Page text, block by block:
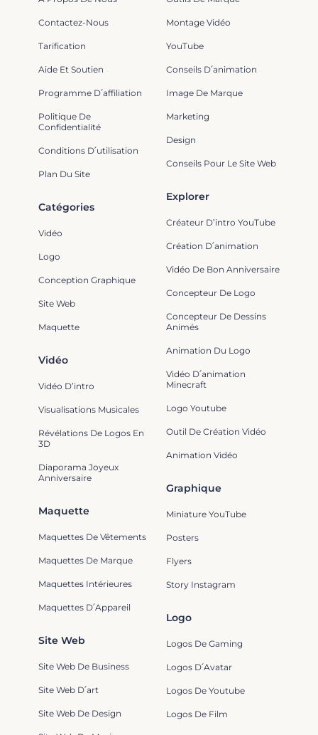
Contactez-Nous
Tarification
Aide Et Soutien
Programme D՛affiliation
Politique De
Confidentialité
Conditions D՛utilisation
Plan Du Site
Maquette
Maquettes De Vêtements
Maquettes De Marque
Maquettes Intérieures
Maquettes D՛Appareil
Montage Vidéo
YouTube
Conseils D՛animation
Image De Marque
Marketing
Design
Conseils Pour Le Site Web
Graphique
Miniature YouTube
Posters
Flyers
Story Instagram
Catégories
Vidéo
Logo
Conception Graphique
Site Web
Maquette
Logo
Logos De Gaming
Logos D՛Avatar
Logos De Youtube
Logos De Film
Explorer
Créateur D’intro YouTube
Création D՛animation
Vidéo De Bon Anniversaire
Concepteur De Logo
Concepteur De Dessins
Animés
Animation Du Logo
Vidéo D՛animation
Minecraft
Logo Youtube
Outil De Création Vidéo
Animation Vidéo
Vidéo
Vidéo D’intro
Visualisations Musicales
Révélations De Logos En
3D
Diaporama Joyeux
Anniversaire
Site Web
Site Web De Business
Site Web D՛art
Site Web De Design